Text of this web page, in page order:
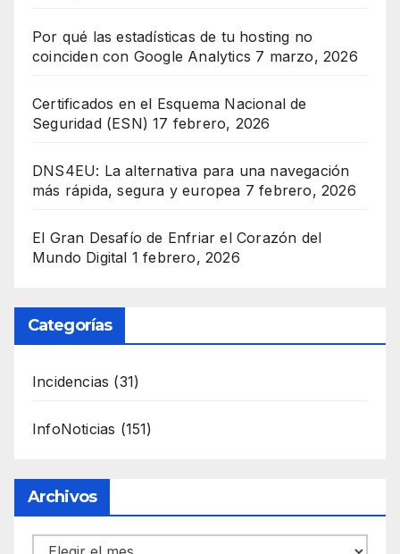
Por qué las estadísticas de tu hosting no
coinciden con Google Analytics 7 marzo, 2026
Certificados en el Esquema Nacional de
Seguridad (ESN) 17 febrero, 2026
DNS4EU: La alternativa para una navegación
más rápida, segura y europea 7 febrero, 2026
El Gran Desafío de Enfriar el Corazón del
Mundo Digital 1 febrero, 2026
Categorías
Incidencias (31)
InfoNoticias (151)
Archivos
Archivos